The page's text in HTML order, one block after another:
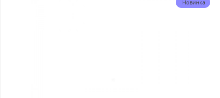
Новинка